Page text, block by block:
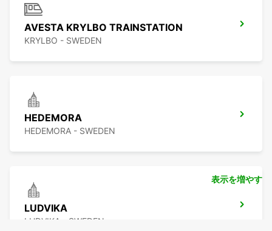
AVESTA KRYLBO TRAINSTATION
KRYLBO - SWEDEN
HEDEMORA
HEDEMORA - SWEDEN
LUDVIKA
LUDVIKA - SWEDEN
表示を増やす